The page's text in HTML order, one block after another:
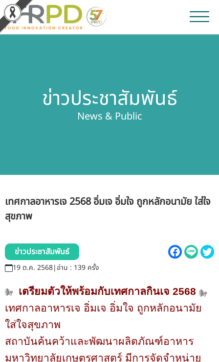
ผลิตภัณฑ์และจำหน่าย
เกี่ยวกับสถาบัน
บุคลากรสถาบัน
ระบบสารสนเทศ (ใน)
ติดต่อเรา
สายตรงผู้บริหาร
ข่าวประชาสัมพันธ์
News & Public
เทศกาลอาหารเจ 2568 อิ่มเจ อิ่มใจ ถูกหลักอนามัย ใส่ใจ
สุขภาพ
ข่าวประชาสัมพันธ์
19 ต.ค. 2568|อ่าน : 139 ครั้ง
เตรียมตัวให้พร้อมกับเทศกาลกินเจ 2568
เทศกาลอาหารเจ อิ่มเจ อิ่มใจ ถูกหลักอนามัย
ใส่ใจสุขภาพ
สถาบันค้นคว้าและพัฒนาผลิตภัณฑ์อาหาร
มหาวิทยาลัยเกษตรศาสตร์ มีการจัดจำหน่าย